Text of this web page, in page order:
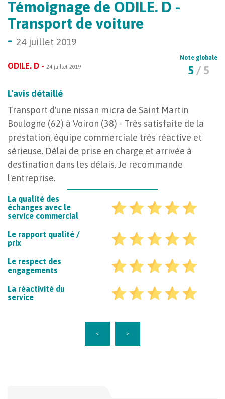
Témoignage de ODILE. D -
Transport de voiture
- 24 juillet 2019
ODILE. D - 24 juillet 2019
Note globale
5 / 5
L'avis détaillé
Transport d'une nissan micra de Saint Martin
Boulogne (62) à Voiron (38) - Très satisfaite de la
prestation, équipe commerciale très réactive et
sérieuse. Délai de prise en charge et arrivée à
destination dans les délais. Je recommande
l'entreprise.
La qualité des
échanges avec le
service commercial
Le rapport qualité /
prix
Le respect des
engagements
La réactivité du
service
< >